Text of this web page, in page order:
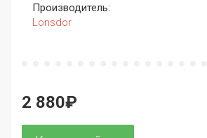
Производитель:
Lonsdor
2 880₽